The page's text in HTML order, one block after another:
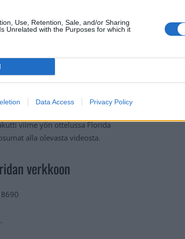
Use, Retention, Sale, and/or Sharing
Unrelated with the Purposes for which it
Data Access Privacy Policy
viime yön ottelussa Florida
alla olevasta videosta.
verkkoon
.